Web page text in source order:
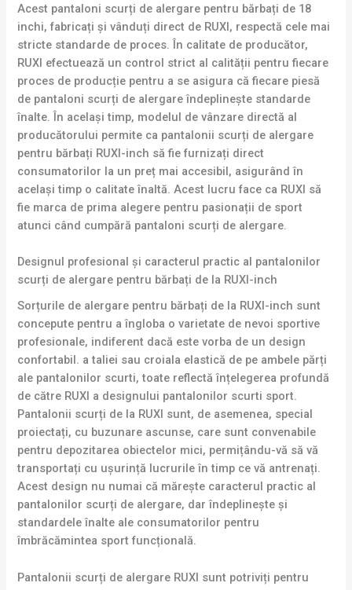
Acest pantaloni scurți de alergare pentru bărbați de 18
inchi, fabricați și vânduți direct de RUXI, respectă cele mai
stricte standarde de proces. În calitate de producător,
RUXI efectuează un control strict al calității pentru fiecare
proces de producție pentru a se asigura că fiecare piesă
de pantaloni scurți de alergare îndeplinește standarde
înalte. În același timp, modelul de vânzare directă al
producătorului permite ca pantalonii scurți de alergare
pentru bărbați RUXI-inch să fie furnizați direct
consumatorilor la un preț mai accesibil, asigurând în
același timp o calitate înaltă. Acest lucru face ca RUXI să
fie marca de prima alegere pentru pasionații de sport
atunci când cumpără pantaloni scurți de alergare.
Designul profesional și caracterul practic al pantalonilor
scurți de alergare pentru bărbați de la RUXI-inch
Sorțurile de alergare pentru bărbați de la RUXI-inch sunt
concepute pentru a îngloba o varietate de nevoi sportive
profesionale, indiferent dacă este vorba de un design
confortabil. a taliei sau croiala elastică de pe ambele părți
ale pantalonilor scurti, toate reflectă înțelegerea profundă
de către RUXI a designului pantalonilor scurti sport.
Pantalonii scurți de la RUXI sunt, de asemenea, special
proiectați, cu buzunare ascunse, care sunt convenabile
pentru depozitarea obiectelor mici, permițându-vă să vă
transportați cu ușurință lucrurile în timp ce vă antrenați.
Acest design nu numai că mărește caracterul practic al
pantalonilor scurți de alergare, dar îndeplinește și
standardele înalte ale consumatorilor pentru
îmbrăcămintea sport funcțională.
Pantalonii scurți de alergare RUXI sunt potriviți pentru